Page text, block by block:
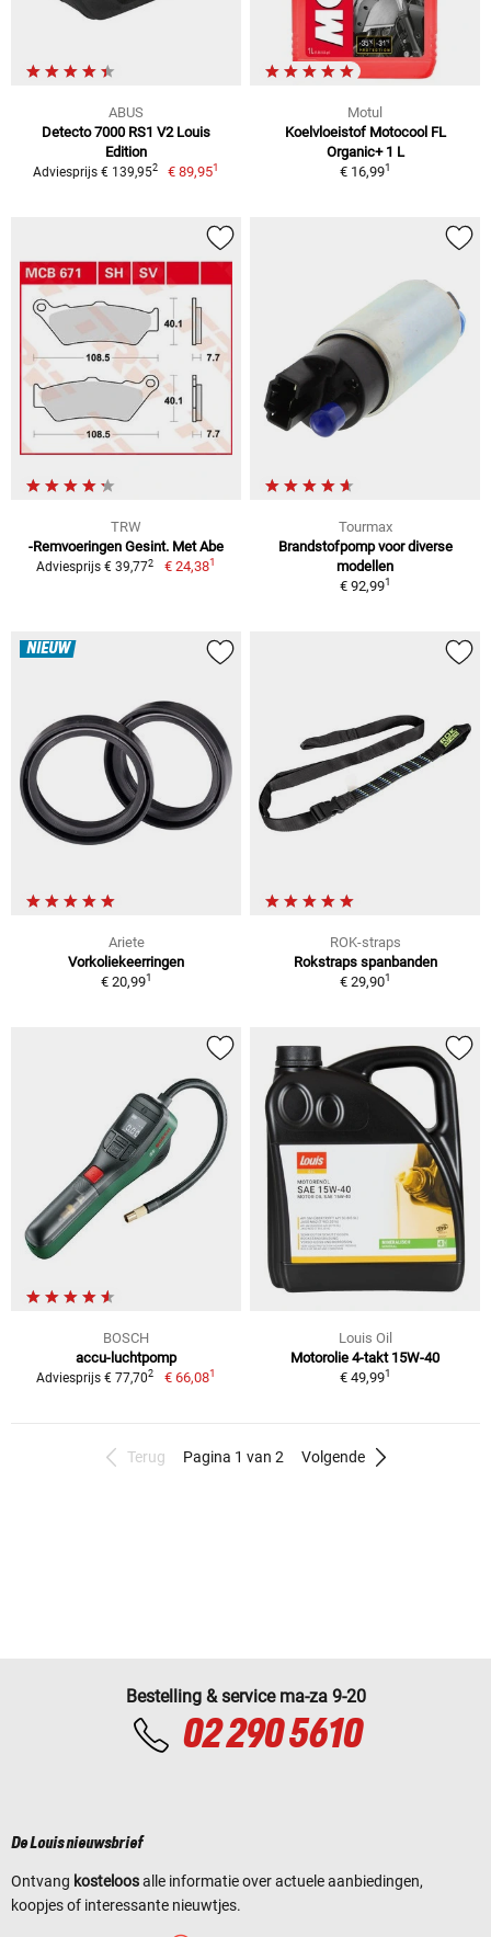
ABUS
Detecto 7000 RS1 V2 Louis
Edition
Adviesprijs € 139,952 € 89,951
Motul
Koelvloeistof Motocool FL
Organic+ 1 L
€ 16,991
TRW
-Remvoeringen Gesint. Met Abe
Adviesprijs € 39,772 € 24,381
Tourmax
Brandstofpomp voor diverse
modellen
€ 92,991
NIEUW
Ariete
Vorkoliekeerringen
€ 20,991
ROK-straps
Rokstraps spanbanden
€ 29,901
BOSCH
accu-luchtpomp
Adviesprijs € 77,702 € 66,081
Louis Oil
Motorolie 4-takt 15W-40
€ 49,991
Terug Pagina 1 van 2 Volgende
Bestelling & service ma-za 9-20
02 290 5610
De Louis nieuwsbrief
Ontvang kosteloosalle informatie over actuele aanbiedingen,
koopjes of interessante nieuwtjes.